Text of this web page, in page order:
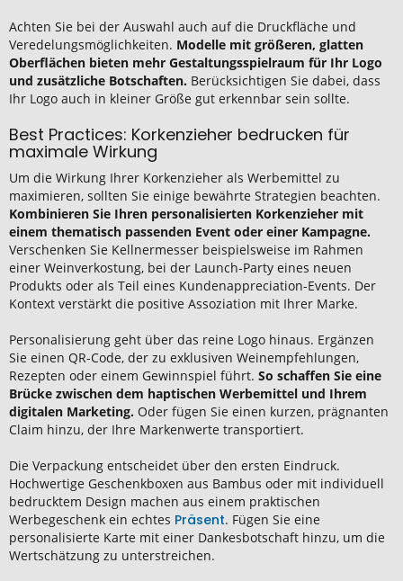
Achten Sie bei der Auswahl auch auf die Druckfläche und
Veredelungsmöglichkeiten. Modelle mit größeren, glatten
Oberflächen bieten mehr Gestaltungsspielraum für Ihr Logo
und zusätzliche Botschaften. Berücksichtigen Sie dabei, dass
Ihr Logo auch in kleiner Größe gut erkennbar sein sollte.
Best Practices: Korkenzieher bedrucken für
maximale Wirkung
Um die Wirkung Ihrer Korkenzieher als Werbemittel zu
maximieren, sollten Sie einige bewährte Strategien beachten.
Kombinieren Sie Ihren personalisierten Korkenzieher mit
einem thematisch passenden Event oder einer Kampagne.
Verschenken Sie Kellnermesser beispielsweise im Rahmen
einer Weinverkostung, bei der Launch-Party eines neuen
Produkts oder als Teil eines Kundenappreciation-Events. Der
Kontext verstärkt die positive Assoziation mit Ihrer Marke.
Personalisierung geht über das reine Logo hinaus. Ergänzen
Sie einen QR-Code, der zu exklusiven Weinempfehlungen,
Rezepten oder einem Gewinnspiel führt. So schaffen Sie eine
Brücke zwischen dem haptischen Werbemittel und Ihrem
digitalen Marketing. Oder fügen Sie einen kurzen, prägnanten
Claim hinzu, der Ihre Markenwerte transportiert.
Die Verpackung entscheidet über den ersten Eindruck.
Hochwertige Geschenkboxen aus Bambus oder mit individuell
bedrucktem Design machen aus einem praktischen
Werbegeschenk ein echtes Präsent. Fügen Sie eine
personalisierte Karte mit einer Dankesbotschaft hinzu, um die
Wertschätzung zu unterstreichen.